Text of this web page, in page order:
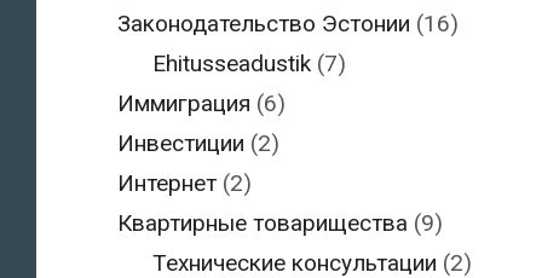
Законодательство Эстонии (16)
Ehitusseadustik(7)
Иммиграция (6)
Инвестиции (2)
Интернет (2)
Квартирные товарищества (9)
Технические консультации (2)